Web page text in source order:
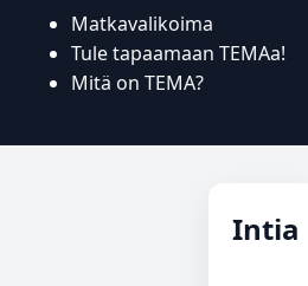
Matkavalikoima
Tule tapaamaan TEMAa!
Mitä on TEMA?
Intia